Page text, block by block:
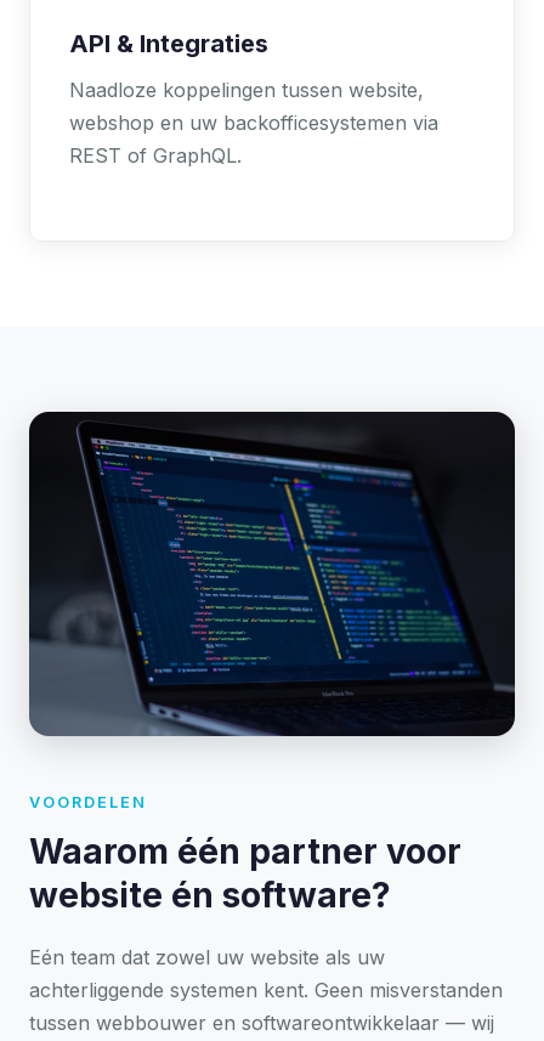
API & Integraties
Naadloze koppelingen tussen website,
webshop en uw backofficesystemen via
REST of GraphQL.
VOORDELEN
Waarom één partner voor
website én software?
Eén team dat zowel uw website als uw
achterliggende systemen kent. Geen misverstanden
tussen webbouwer en softwareontwikkelaar — wij